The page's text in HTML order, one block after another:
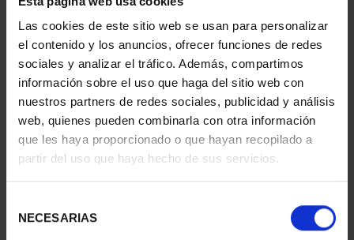
Las cookies de este sitio web se usan para personalizar
el contenido y los anuncios, ofrecer funciones de redes
sociales y analizar el tráfico. Además, compartimos
información sobre el uso que haga del sitio web con
nuestros partners de redes sociales, publicidad y análisis
web, quienes pueden combinarla con otra información
que les haya proporcionado o que hayan recopilado a
partir del uso que haya hecho de sus servicios.
NECESARIAS
Lucientes en 1777, que se conserva en el Museo Nacional del
Prado, de Madrid. Rodea los motivos y leyendas una gráfila
alegórica a la madroñera goyesca (redecilla con madroños,
para recoger ligeramente el pelo).
En el reverso (común a las tres piezas), se reproduce la
estatua de Goya, realizada por Mariano Benlliure Gil en 1902 y
situada delante de la Puerta de Goya del Museo Nacional del
Prado, de Madrid. Rodea los motivos y leyendas una gráfila
alegórica a la madroñera goyesca.
También le pueden interesar estos productos: